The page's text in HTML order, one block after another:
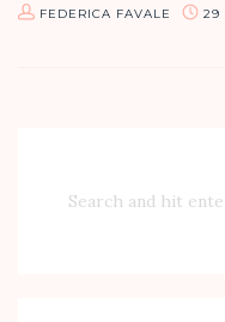
rivolgono a me come
FEDERICA FAVALE 29